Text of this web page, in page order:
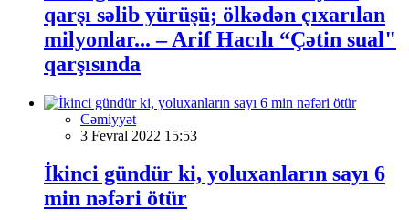
qarşı səlib yürüşü; ölkədən çıxarılan
milyonlar... – Arif Hacılı “Çətin sual"
qarşısında
Cəmiyyət
3 Fevral 2022 15:53
İkinci gündür ki, yoluxanların sayı 6
min nəfəri ötür